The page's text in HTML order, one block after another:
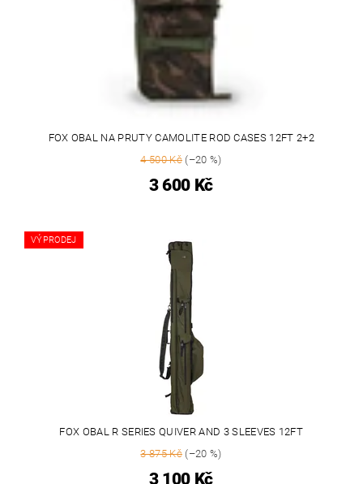
FOX OBAL NA PRUTY CAMOLITE ROD CASES 12FT 2+2
4 500 Kč (–20 %)
3 600 Kč
VÝPRODEJ
FOX OBAL R SERIES QUIVER AND 3 SLEEVES 12FT
3 875 Kč (–20 %)
3 100 Kč